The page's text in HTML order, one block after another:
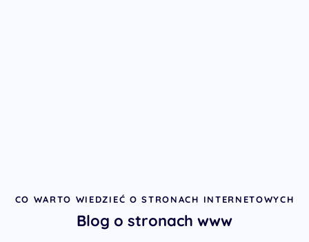
CO WARTO WIEDZIEĆ O STRONACH INTERNETOWYCH
Blog o stronach www